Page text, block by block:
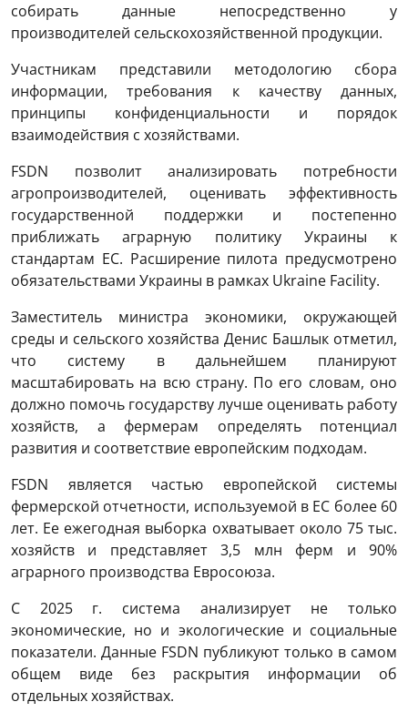
собирать данные непосредственно у
производителей сельскохозяйственной продукции.
Участникам представили методологию сбора
информации, требования к качеству данных,
принципы конфиденциальности и порядок
взаимодействия с хозяйствами.
FSDN позволит анализировать потребности
агропроизводителей, оценивать эффективность
государственной поддержки и постепенно
приближать аграрную политику Украины к
стандартам ЕС. Расширение пилота предусмотрено
обязательствами Украины в рамках Ukraine Facility.
Заместитель министра экономики, окружающей
среды и сельского хозяйства Денис Башлык отметил,
что систему в дальнейшем планируют
масштабировать на всю страну. По его словам, оно
должно помочь государству лучше оценивать работу
хозяйств, а фермерам определять потенциал
развития и соответствие европейским подходам.
FSDN является частью европейской системы
фермерской отчетности, используемой в ЕС более 60
лет. Ее ежегодная выборка охватывает около 75 тыс.
хозяйств и представляет 3,5 млн ферм и 90%
аграрного производства Евросоюза.
С 2025 г. система анализирует не только
экономические, но и экологические и социальные
показатели. Данные FSDN публикуют только в самом
общем виде без раскрытия информации об
отдельных хозяйствах.